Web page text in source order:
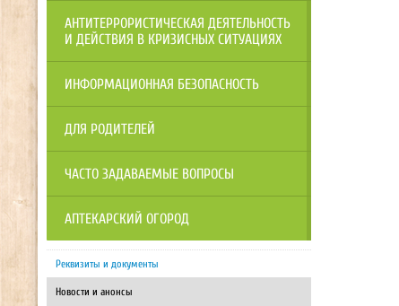
АНТИТЕРРОРИСТИЧЕСКАЯ ДЕЯТЕЛЬНОСТЬ
И ДЕЙСТВИЯ В КРИЗИСНЫХ СИТУАЦИЯХ
ИНФОРМАЦИОННАЯ БЕЗОПАСНОСТЬ
ДЛЯ РОДИТЕЛЕЙ
ЧАСТО ЗАДАВАЕМЫЕ ВОПРОСЫ
АПТЕКАРСКИЙ ОГОРОД
Реквизиты и документы
Новости и анонсы